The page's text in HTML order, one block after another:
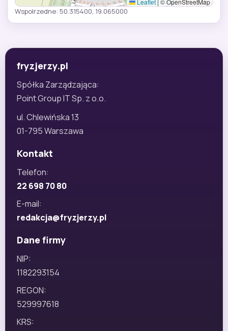
Wspolrzedne: 50.315400, 19.065000
fryzjerzy.pl
Spółka Zarządzająca:
Point Group IT Sp. z o.o.
ul. Chlewińska 13
01-795 Warszawa
Kontakt
Telefon:
22 698 70 80
E-mail:
redakcja@fryzjerzy.pl
Dane firmy
NIP:
1182293154
REGON:
529997618
KRS: